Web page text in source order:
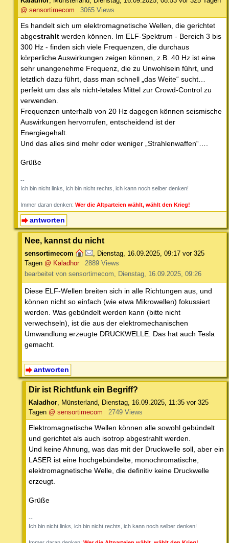
@ sensortimecom
3065 Views
Es handelt sich um elektromagnetische Wellen, die gerichtet
abgestrahlt werden können. Im ELF-Spektrum - Bereich 3 bis
300 Hz - finden sich viele Frequenzen, die durchaus
körperliche Auswirkungen zeigen können, z.B. 40 Hz ist eine
sehr unangenehme Frequenz, die zu Unwohlsein führt, und
letztlich dazu führt, dass man schnell „das Weite“ sucht…
perfekt um das als nicht-letales Mittel zur Crowd-Control zu
verwenden.
Frequenzen unterhalb von 20 Hz dagegen können seismische
Auswirkungen hervorrufen, entscheidend ist der
Energiegehalt.
Und das alles sind mehr oder weniger „Strahlenwaffen“….
Grüße
--
Ich bin nicht links, ich bin nicht rechts, ich kann noch selber denken!
Immer daran denken: Wer die Altparteien wählt, wählt den Krieg!
antworten
Nee, kannst du nicht
sensortimecom Dienstag, 16.09.2025, 09:17 vor 325
Tagen @ Kaladhor
2889 Views
bearbeitet von sensortimecom, Dienstag, 16.09.2025, 09:26
Diese ELF-Wellen breiten sich in alle Richtungen aus, und
können nicht so einfach (wie etwa Mikrowellen) fokussiert
werden. Was gebündelt werden kann (bitte nicht
verwechseln), ist die aus der elektromechanischen
Umwandlung erzeugte DRUCKWELLE. Das hat auch Tesla
gemacht.
antworten
Dir ist Richtfunk ein Begriff?
Kaladhor, Münsterland, Dienstag, 16.09.2025, 11:35 vor 325
Tagen @ sensortimecom 2749 Views
Elektromagnetische Wellen können alle sowohl gebündelt
und gerichtet als auch isotrop abgestrahlt werden.
Und keine Ahnung, was das mit der Druckwelle soll, aber ein
LASER ist eine hochgebündelte, monochromatische,
elektromagnetische Welle, die definitiv keine Druckwelle
erzeugt.
Grüße
--
Ich bin nicht links, ich bin nicht rechts, ich kann noch selber denken!